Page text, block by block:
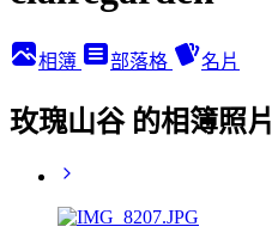
相簿 部落格 名片
玫瑰山谷 的相簿照片